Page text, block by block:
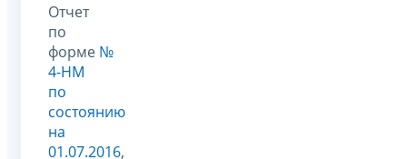
Отчет
по
форме №
4-НМ
по
состоянию
на
01.07.2016,